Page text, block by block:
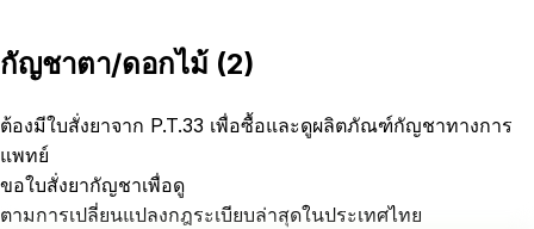
กัญชาตา/ดอกไม้ (2)
ต้องมีใบสั่งยาจาก P.T.33 เพื่อซื้อและดูผลิตภัณฑ์กัญชาทางการ
แพทย์
ขอใบสั่งยากัญชาเพื่อดู
ตามการเปลี่ยนแปลงกฎระเบียบล่าสุดในประเทศไทย